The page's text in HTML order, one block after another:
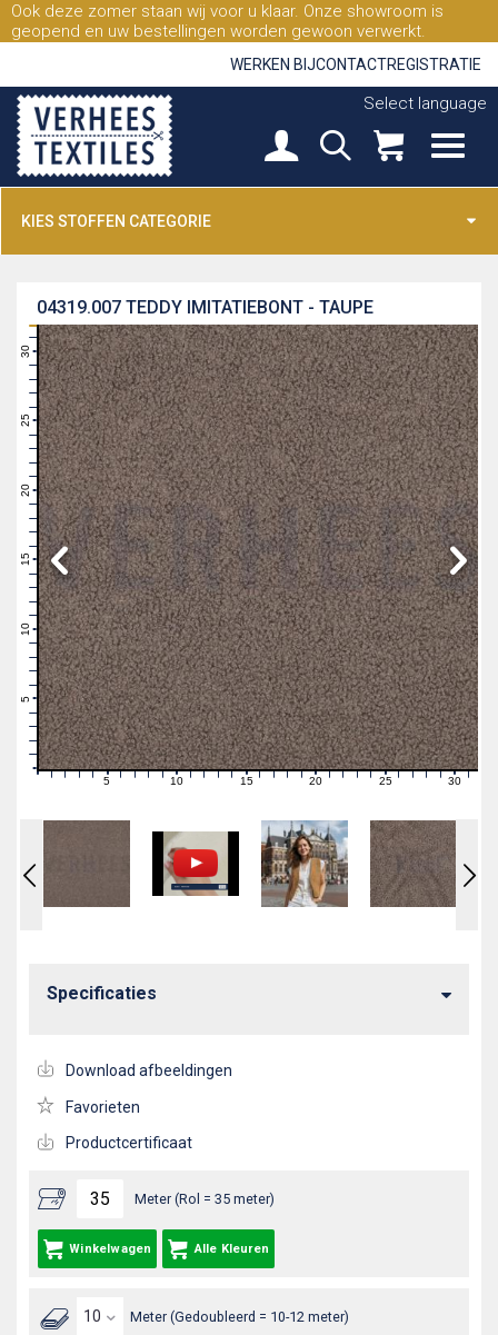
Ook deze zomer staan wij voor u klaar. Onze showroom is
geopend en uw bestellingen worden gewoon verwerkt.
WERKEN BIJCONTACTREGISTRATIE
Select language
KIES STOFFEN CATEGORIE
TEDDY IMITATIEBONT - TAUPE
04319.007
0
1
2
3
5
6
7
9
10
11
12
13
14
15
16
17
18
19
20
21
22
23
24
25
26
27
28
29
30
31
0 1 2 3 4 5 6 7 89101112131415161718192021222324252627282930 31
Meter (Rol = 35 meter)
Winkelwagen Alle Kleuren
Meter (Gedoubleerd = 10-12 meter)
Specificaties
Download afbeeldingen
Favorieten
Productcertificaat